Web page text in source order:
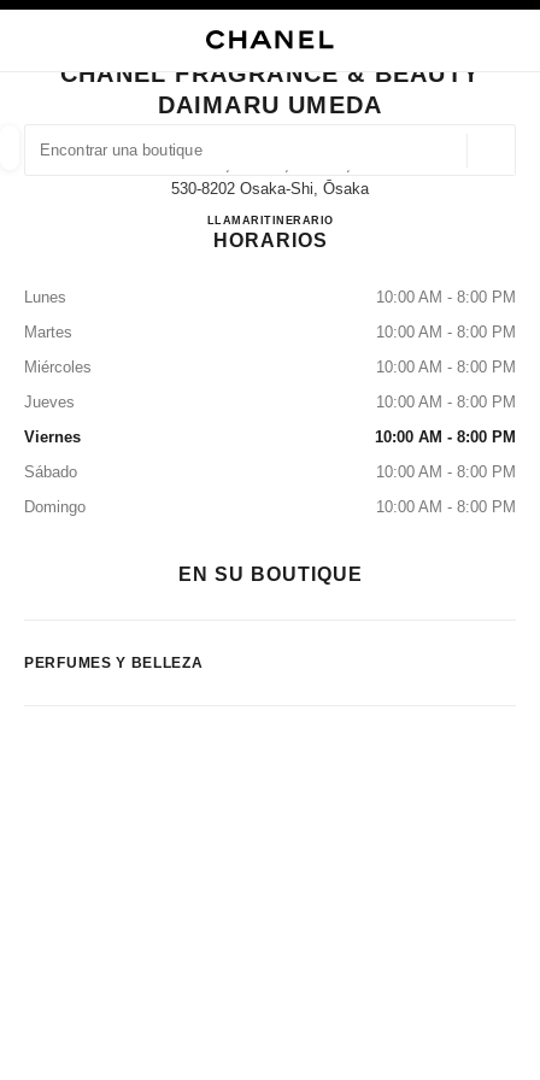
BUSCAR UNA BOUTIQUE
las sugerencias se muestran debajo de esta barra de búsqueda
0 Sugerencias disponibles
CERRAR TARJETA DE BOUTIQUE CHANEL FRAGRANCE & BEAUTY
CHANEL FRAGRANCE & BEAUTY
DAIMARU UMEDA
530-8202 Osaka-Shi, Ōsaka
LLAMAR06-6345-9133
ITINERARIOCHANEL FRAGRANCE &
HORARIOS
Lunes
10:00 AM - 8:00 PM
Martes
10:00 AM - 8:00 PM
Miércoles
10:00 AM - 8:00 PM
Jueves
10:00 AM - 8:00 PM
Viernes
10:00 AM - 8:00 PM
Sábado
10:00 AM - 8:00 PM
Domingo
10:00 AM - 8:00 PM
EN SU BOUTIQUE
PERFUMES Y BELLEZA
RELOJERÍA Y JOYERÍA